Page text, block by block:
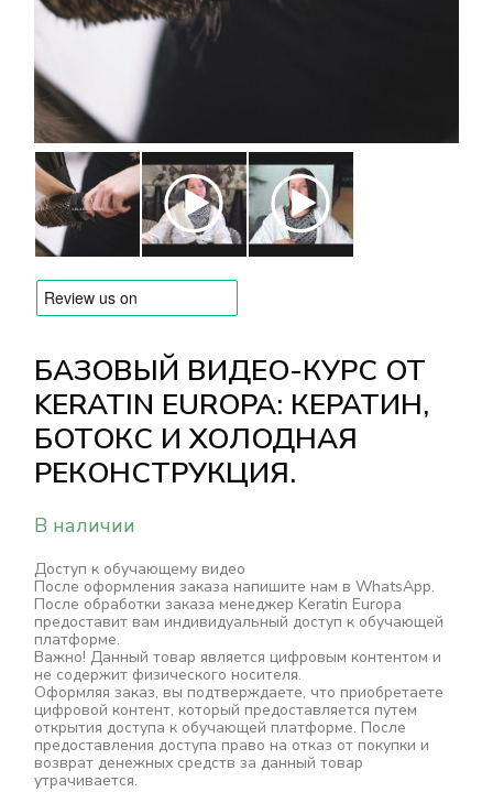
Оплата и доставка
Часто задаваемые вопросы
Контакты
Отзывы
БАЗОВЫЙ ВИДЕО-КУРС ОТ
KERATIN EUROPA: КЕРАТИН,
БОТОКС И ХОЛОДНАЯ
РЕКОНСТРУКЦИЯ.
В наличии
Доступ к обучающему видео
После оформления заказа напишите нам в WhatsApp.
После обработки заказа менеджер Keratin Europa
предоставит вам индивидуальный доступ к обучающей
платформе.
Важно! Данный товар является цифровым контентом и
не содержит физического носителя.
Оформляя заказ, вы подтверждаете, что приобретаете
цифровой контент, который предоставляется путем
открытия доступа к обучающей платформе. После
предоставления доступа право на отказ от покупки и
возврат денежных средств за данный товар
утрачивается.